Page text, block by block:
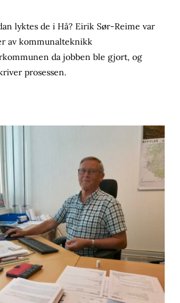
lyktes de i Hå? Eirik Sør-Reime var
av kommunalteknikk
da jobben ble gjort, og
prosessen.